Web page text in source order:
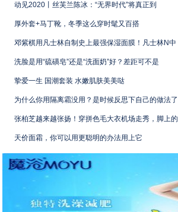
动见2020丨丝芙兰陈冰：“无界时代”将真正到
厚外套+马丁靴，冬季这么穿时髦又百搭
邓紫棋用凡士林自制史上最强保湿面膜！凡士林N中
洗脸是用“硫磺皂”还是“洗面奶”好？差距可不是
挚爱一生 国潮套装 水嫩肌肤美美哒
为什么你用隔离霜没用？是时候反思下自己的做法了
张柏芝越来越张扬！穿拼色毛大衣机场走秀，脚上的
天价面霜，你可以用更聪明的办法用上它